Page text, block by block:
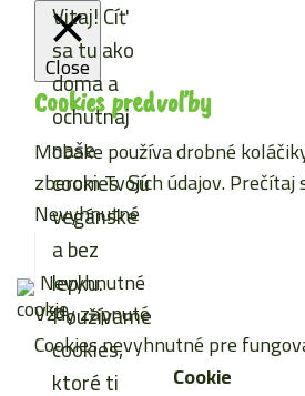
Vitaj! Cíť
sa tu ako
doma a
ochutnaj
naše
cookies. Sú
vegánske
a bez
lepku.
Používame
cookies,
ktoré ti
Close
Cookies predvoľby
Mobake používa drobné
zberom Tvojich údajov. Prečítaj
Nevyhnutné
Nevyhnutné
Vždy zapnuté
Cookies nevyhnutné pre
Cookie